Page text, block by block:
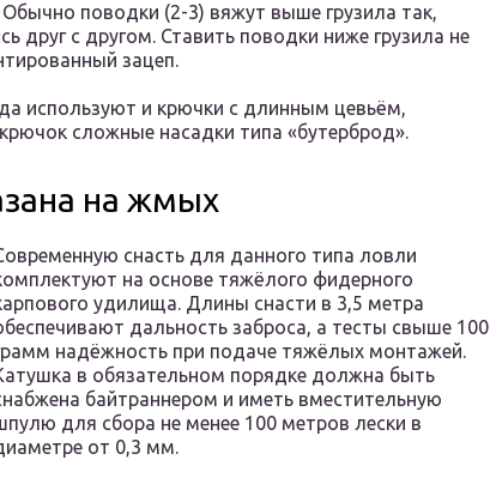
поводки (2-3) вяжут выше грузила так,
друг с другом. Ставить поводки ниже грузила не
зацеп.
используют и крючки с длинным цевьём,
сложные насадки типа «бутерброд».
на жмых
снасть для данного типа ловли
на основе тяжёлого фидерного
удилища. Длины снасти в 3,5 метра
дальность заброса, а тесты свыше 100
надёжность при подаче тяжёлых монтажей.
в обязательном порядке должна быть
байтраннером и иметь вместительную
для сбора не менее 100 метров лески в
от 0,3 мм.